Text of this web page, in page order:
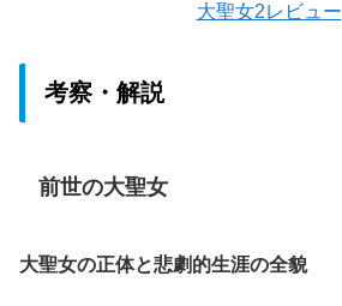
大聖女2レビュー
考察・解説
前世の大聖女
大聖女の正体と悲劇的生涯の全貌